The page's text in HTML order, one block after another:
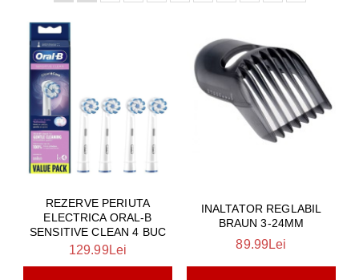
REZERVE PERIUTA
ELECTRICA ORAL-B
SENSITIVE CLEAN 4 BUC
129.99Lei
INALTATOR REGLABIL
BRAUN 3-24MM
89.99Lei